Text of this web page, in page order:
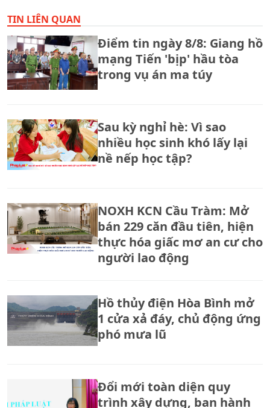
TIN LIÊN QUAN
Điểm tin ngày 8/8: Giang hồ
mạng Tiến 'bịp' hầu tòa
trong vụ án ma túy
Sau kỳ nghỉ hè: Vì sao
nhiều học sinh khó lấy lại
nề nếp học tập?
NOXH KCN Cầu Tràm: Mở
bán 229 căn đầu tiên, hiện
thực hóa giấc mơ an cư cho
người lao động
Hồ thủy điện Hòa Bình mở
1 cửa xả đáy, chủ động ứng
phó mưa lũ
Đổi mới toàn diện quy
trình xây dựng, ban hành